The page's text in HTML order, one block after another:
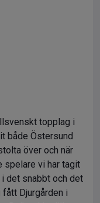
topplag i
både Östersund
över och när
spelare vi har tagit
i det snabbt och det
Djurgården i